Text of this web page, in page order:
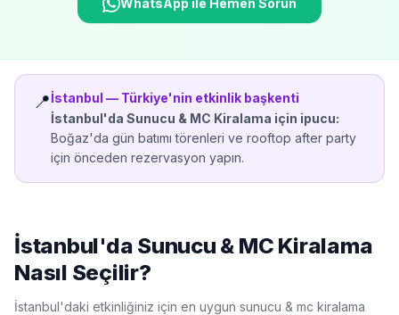
WhatsApp ile Hemen Sorun
📍İstanbul — Türkiye'nin etkinlik başkenti
İstanbul'da Sunucu & MC Kiralama için ipucu:
Boğaz'da gün batımı törenleri ve rooftop after party
için önceden rezervasyon yapın.
İstanbul'da Sunucu & MC Kiralama
Nasıl Seçilir?
İstanbul'daki etkinliğiniz için en uygun sunucu & mc kiralama